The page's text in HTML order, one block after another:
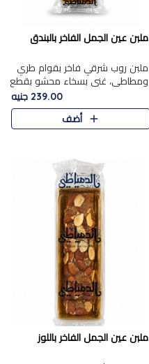
ملبن عين الجمل الفاخر بالبندق
ملبن روب شرقي فاخر بقوام طري
ومطاطي، غني بسخاء محشو بقطع
عين الجمل والبندق المحمص التي
تضيف قرمشة مميزة مُرضية
ونكهة جوزية غنية في كل
239.00 جنيه
أضف
ملبن عين الجمل الفاخر باللوز